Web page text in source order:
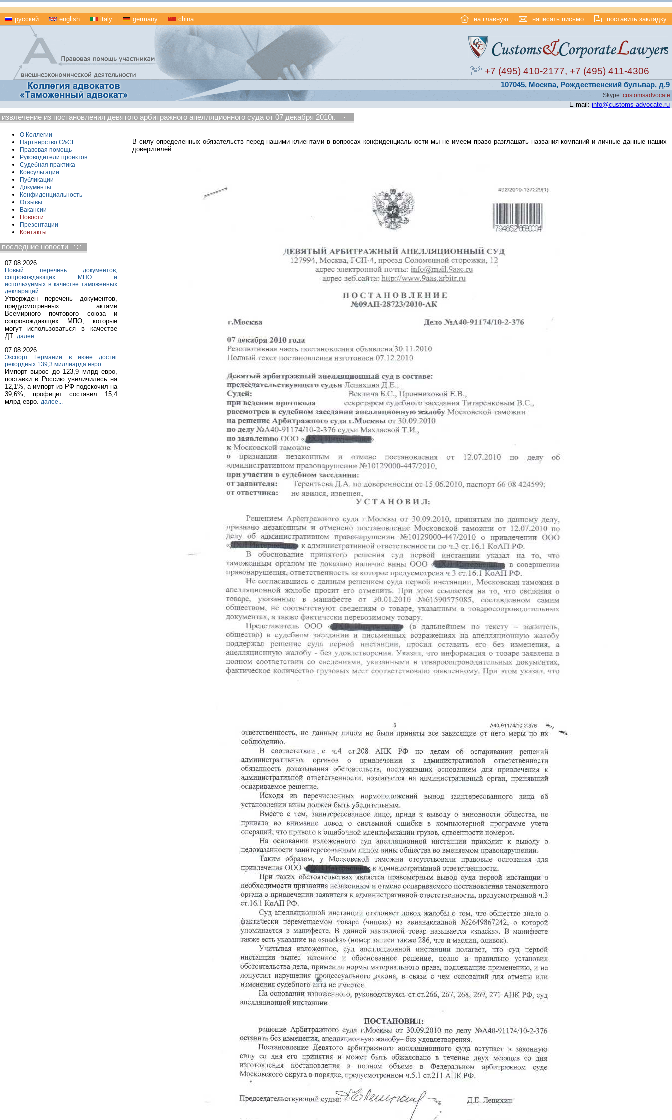
русский english italy germany china на главную написать письмо поставить закладку
+7 (495) 410-2177, +7 (495) 411-4306
107045, Москва, Рождественский бульвар, д.9
Skype: customsadvocate
E-mail: info@customs-advocate.ru
извлечение из постановления девятого арбитражного апелляционного суда от 07 декабря 2010г.
О Коллегии
Партнерство C&CL
Правовая помощь
Руководители проектов
Судебная практика
Консультации
Публикации
Документы
Конфиденциальность
Отзывы
Вакансии
Новости
Презентации
Контакты
последние новости
07.08.2026
Новый перечень документов,
сопровождающих МПО и
используемых в качестве таможенных
деклараций
Утвержден перечень документов,
предусмотренных актами
Всемирного почтового союза и
сопровождающих МПО, которые
могут использоваться в качестве
ДТ. далее...
07.08.2026
Экспорт Германии в июне достиг
рекордных 139,3 миллиарда евро
Импорт вырос до 123,9 млрд евро,
поставки в Россию увеличились на
12,1%, а импорт из РФ подскочил на
39,6%, профицит составил 15,4
млрд евро. далее...
В силу определенных обязательств перед нашими клиентами в вопросах конфиденциальности мы не имеем право разглашать названия компаний и личные данные наших
доверителей.